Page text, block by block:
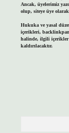
Ancak, üyelerimiz
olup, siteye üye
Hukuka ve yasal
içerikleri,
halinde, ilgili içerikler
kaldırılacaktır.